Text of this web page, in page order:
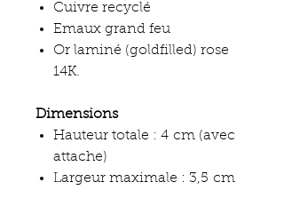
Cuivre recyclé
Emaux grand feu
Or laminé (goldfilled) rose
14K.
Dimensions
Hauteur totale : 4 cm (avec
attache)
Largeur maximale : 3,5 cm